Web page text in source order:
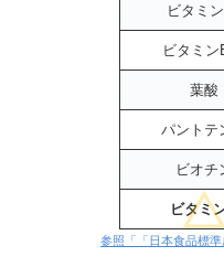
ビタミ
ビタミン
葉酸
パントテ
ビオチ
ビタミ
参照「「日本食品標準